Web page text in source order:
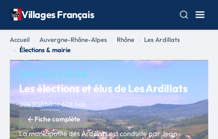
Villages Français
Accueil Auvergne-Rhône-Alpes Rhône
Les Ardillats
Élections & mairie
ÉLECTIONS & MAIRIE
Les élections et élus de Les Ardillats
69430·Rhône·628 hab.
Fiche complète
La municipalité des Ardillats est conduite par Jean-